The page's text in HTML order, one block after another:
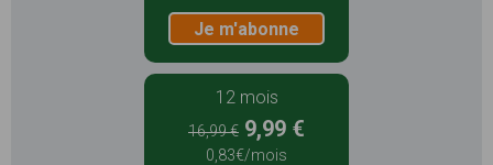
Je m'abonne
12 mois
16,99 € 9,99 €
0,83€/mois